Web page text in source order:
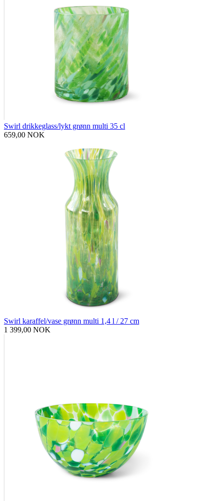
Swirl drikkeglass/lykt grønn multi 35 cl
659,00 NOK
Swirl karaffel/vase grønn multi 1,4 l / 27 cm
1 399,00 NOK